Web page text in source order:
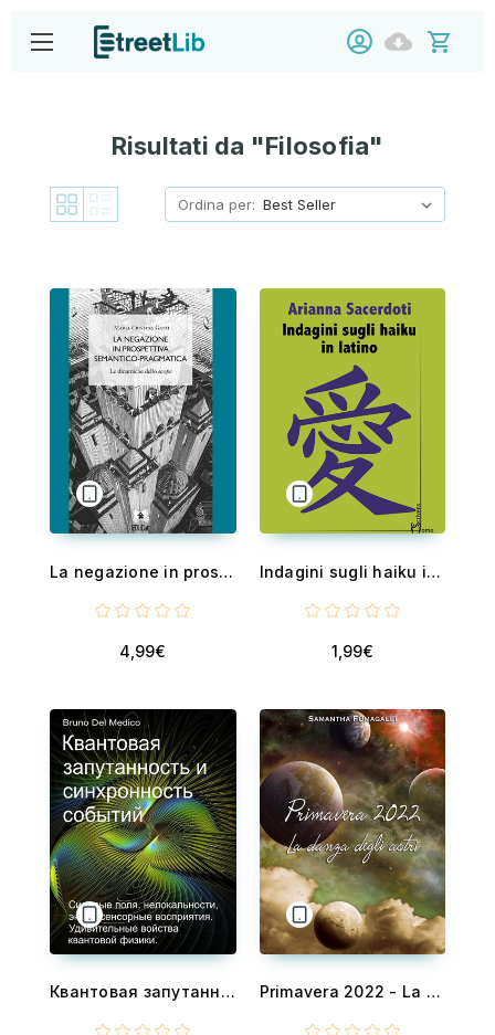
Risultati da "Filosofia"
Ordina per:
La negazione in prospettiva semantico-pragmatica
4,99€
Indagini sugli haiku in latino
1,99€
Квантовая запутанность и синхронность событий - Силовые поля, нелокальности, экстрасенсорные восприятия. Удивительные свойства квантовой физики. Primavera 2022 - La danza degli astri